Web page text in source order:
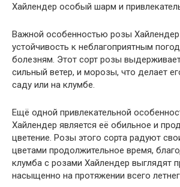
Хайлендер особый шарм и
Важной особенностью розы Хайлендер
устойчивость к неблагоприятным
болезням. Этот сорт розы выдерживает
сильный ветер, и морозы, что делает
саду или на клумбе.
Ещё одной привлекательной
Хайлендер является её обильное и
цветение. Розы этого сорта радуют
цветами продолжительное время,
клумба с розами Хайлендер выглядят
насыщенно на протяжении всего